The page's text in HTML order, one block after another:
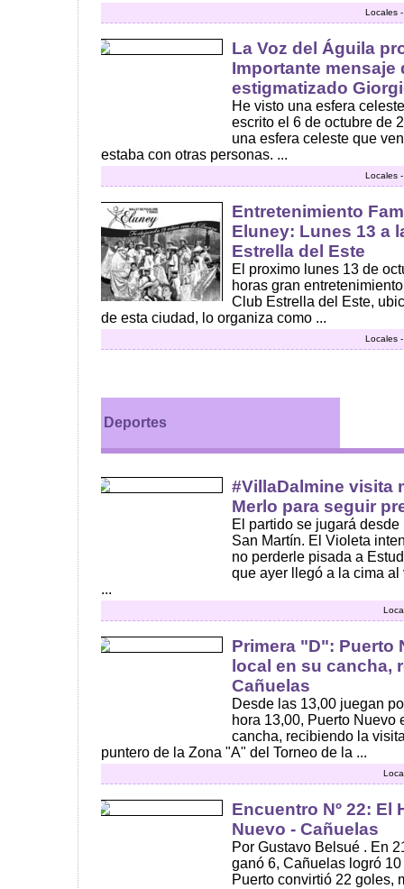
Locales
La Voz del Águila
Importante mensaje
estigmatizado
He visto una esfera
escrito el 6 de octubre de
una esfera celeste que
estaba con otras personas. ...
Locales
Entretenimiento
Eluney: Lunes 13 a
Estrella del Este
El proximo lunes 13 de
horas gran
Club Estrella del Este,
de esta ciudad, lo organiza como ...
Locales
Deportes
#VillaDalmine visita
Merlo para seguir
El partido se jugará
San Martín. El Violeta
no perderle pisada a
que ayer llegó a la cima
...
Primera "D": Puerto
local en su cancha,
Cañuelas
Desde las 13,00 juegan
hora 13,00, Puerto Nuevo
cancha, recibiendo la
puntero de la Zona "A" del Torneo de la ...
Encuentro Nº 22: El
Nuevo - Cañuelas
Por Gustavo Belsué . En
ganó 6, Cañuelas logró
Puerto convirtió 22 goles,